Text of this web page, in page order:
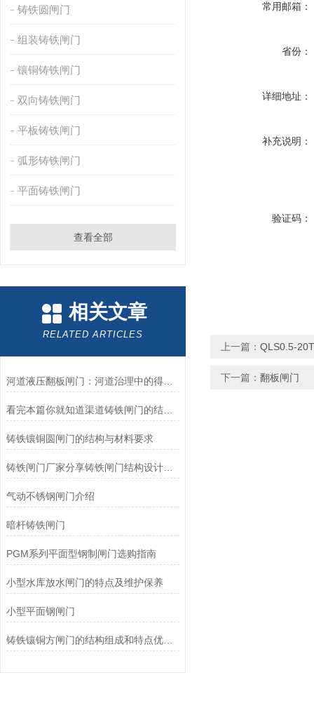
铸铁圆闸门
组装铸铁闸门
镶铜铸铁闸门
双向铸铁闸门
平板铸铁闸门
弧形铸铁闸门
平面铸铁闸门
查看全部
相关文章
RELATED ARTICLES
河道液压翻板闸门：河道治理中的得力助手
看完本篇你就知道渠道铸铁闸门的结构及原理了
铸铁镶铜圆闸门的结构与材料要求
铸铁闸门厂家分享铸铁闸门结构设计及工作原理
气动不锈钢闸门介绍
暗杆铸铁闸门
PGM系列平面型钢制闸门选购指南
小型水库放水闸门的特点及维护保养
小型平面钢闸门
铸铁镶铜方闸门的结构组成和特点优势分享
常用邮箱：
省份：
详细地址：
补充说明：
验证码：
上一篇： QLS0.5-
下一篇： 翻板闸门